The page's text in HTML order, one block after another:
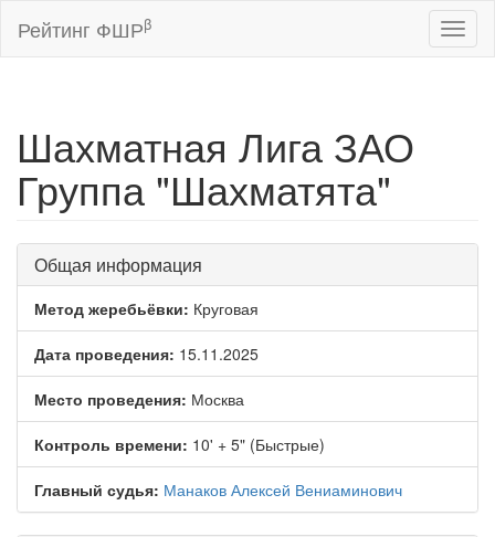
Рейтинг ФШРβ
Шахматная Лига ЗАО
Группа "Шахматята"
Общая информация
Метод жеребьёвки: Круговая
Дата проведения: 15.11.2025
Место проведения: Москва
Контроль времени: 10' + 5" (Быстрые)
Главный судья: Манаков Алексей Вениаминович